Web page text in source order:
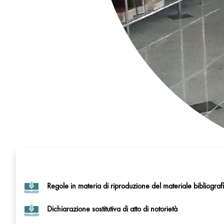
Regole in materia di riproduzione del materiale
Dichiarazione sostitutiva di atto di notorietà